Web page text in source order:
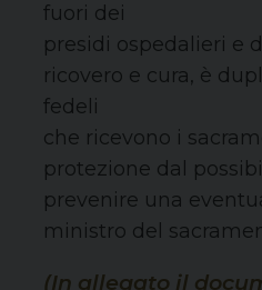
fuori dei
presidi ospedalieri e
ricovero e cura, è
fedeli
che ricevono i
protezione dal
prevenire una
ministro del
(In allegato il